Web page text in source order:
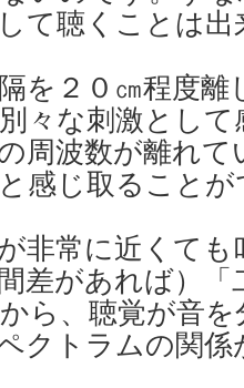
て聴くことは
を２０㎝程度
々な刺激とし
周波数が離れ
感じ取ること
非常に近くて
差があれば）
ら、聴覚が音
クトラムの関